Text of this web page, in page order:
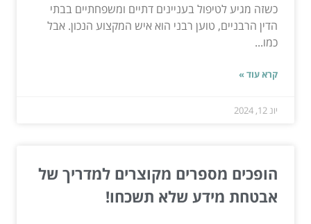
כשזה מגיע לטיפול בעניינים דתיים ומשפחתיים בבתי
הדין הרבניים, טוען רבני הוא איש המקצוע הנכון. אבל
כמו...
קרא עוד »
יונ 12, 2024
הופכים מספרים מקוצרים למדריך של
אבטחת מידע שלא תשכחו!